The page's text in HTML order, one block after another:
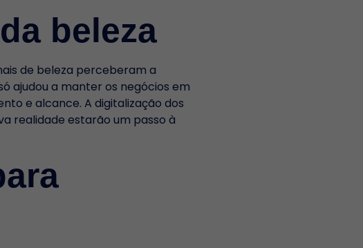
beleza
de beleza perceberam a
ajudou a manter os negócios em
e alcance. A digitalização dos
realidade estarão um passo à